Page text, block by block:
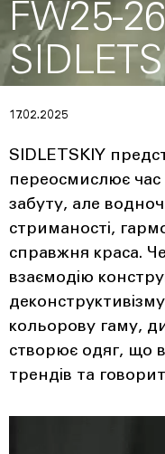
FW25-
17.02.2025
SIDLETSKIY
переосмислює час
забуту, але
стриманості,
справжня краса.
взаємодію
кольорову гаму,
створює одяг, що
трендів та